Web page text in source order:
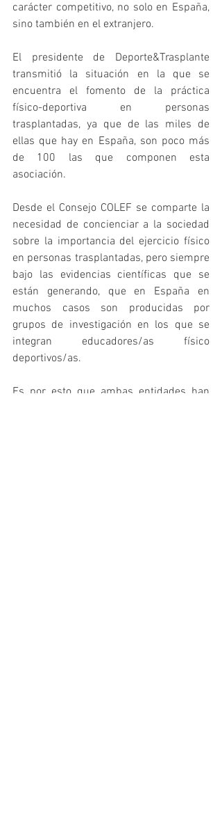
carácter competitivo, no solo en España,
sino también en el extranjero.
El presidente de Deporte&Trasplante
transmitió la situación en la que se
encuentra el fomento de la práctica
físico-deportiva en personas
trasplantadas, ya que de las miles de
ellas que hay en España, son poco más
de 100 las que componen esta
asociación.
Desde el Consejo COLEF se comparte la
necesidad de concienciar a la sociedad
sobre la importancia del ejercicio físico
en personas trasplantadas, pero siempre
bajo las evidencias científicas que se
están generando, que en España en
muchos casos son producidas por
grupos de investigación en los que se
integran educadores/as físico
deportivos/as.
Es por esto que ambas entidades han